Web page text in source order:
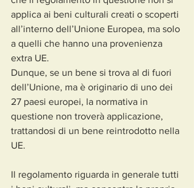
applica ai beni culturali creati o scoperti
all’interno dell’Unione Europea, ma solo
a quelli che hanno una provenienza
extra UE.
Dunque, se un bene si trova al di fuori
dell’Unione, ma è originario di uno dei
27 paesi europei, la normativa in
questione non troverà applicazione,
trattandosi di un bene reintrodotto nella
UE.
Il regolamento riguarda in generale tutti